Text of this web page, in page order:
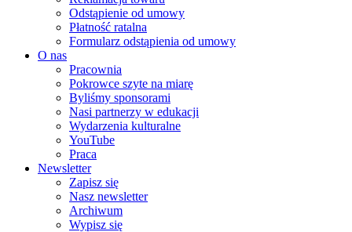
Odstąpienie od umowy
Płatność ratalna
Formularz odstąpienia od umowy
O nas
Pracownia
Pokrowce szyte na miarę
Byliśmy sponsorami
Nasi partnerzy w edukacji
Wydarzenia kulturalne
YouTube
Praca
Newsletter
Zapisz się
Nasz newsletter
Archiwum
Wypisz się